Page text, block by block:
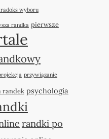
wyboru
randka pierwsze
przywiązanie
randek psychologia
randki po